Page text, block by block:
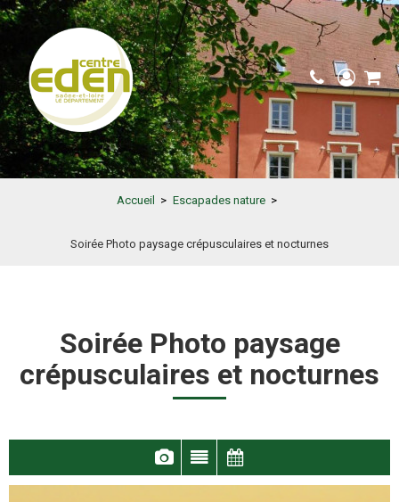
Accueil > Escapades nature >
Soirée Photo paysage crépusculaires et nocturnes
Soirée Photo paysage
crépusculaires et nocturnes